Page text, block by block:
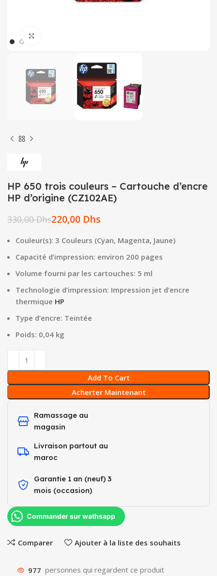
HP 650 trois couleurs – Cartouche d’encre
HP d’origine (CZ102AE)
330,00Dhs220,00 Dhs
Couleur(s): 3 Couleurs (Cyan, Magenta, Jaune)
Capacité d’impression: environ 200 pages
Volume fourni par les cartouches: 5 ml
Technologie d’impression: Impression jet d’encre
thermique HP
Type d’encre: Teintée
Poids: 0,04 kg
Add To Cart
Acherter Maintenant
Ramassage au
magasin
Livraison partout au
maroc
Garantie 1 an (neuf) 3
mois (occasion)​
Commander sur wathsapp
Comparer Ajouter à la liste des souhaits
977 personnes qui regardent ce produit